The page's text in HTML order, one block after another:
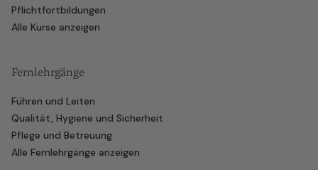
Pflichtfortbildungen
Alle Kurse anzeigen
Fernlehrgänge
Führen und Leiten
Qualität, Hygiene und Sicherheit
Pflege und Betreuung
Alle Fernlehrgänge anzeigen